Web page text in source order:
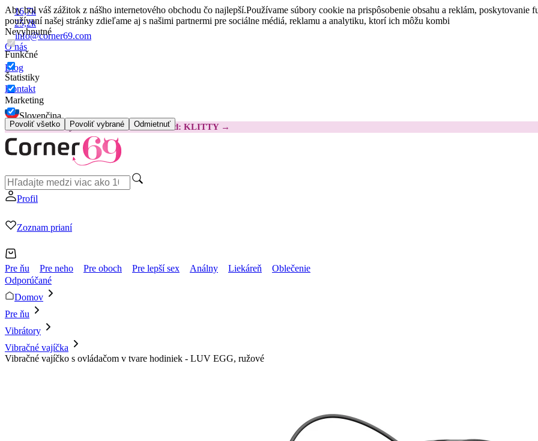
Aby bol váš zážitok z nášho internetového obchodu čo najlepší.Používame súbory cookie na prispôsobenie obsahu a reklám,
používaní našej stránky zdieľame aj s našimi partnermi pre sociálne médiá, reklamu a analytiku, ktorí ich môžu kombi
Nevyhnutné
Funkčné
Štatistiky
Marketing
Povoliť všetko Povoliť vybrané Odmietnuť
16,7k
25,2k
info@corner69.com
O nás
Blog
Kontakt
Slovenčina
😽Svakom Klitty: O 15 € LACNEJŠIEKód: KLITTY →
Profil
Zoznam prianí
Pre ňu Pre neho Pre oboch Pre lepší sex Análny Liekáreň
Oblečenie
Odporúčané
Domov
Pre ňu
Vibrátory
Vibračné vajíčka
Vibračné vajíčko s ovládačom v tvare hodiniek - LUV EGG, ružové